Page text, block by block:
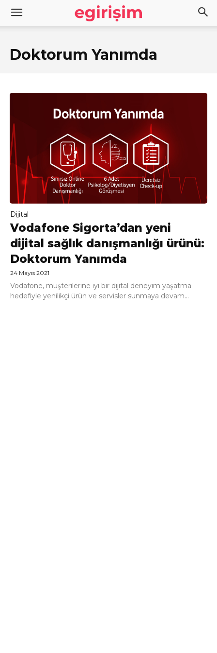
Doktorum Yanımda
Dijital
Vodafone Sigorta’dan yeni
dijital sağlık danışmanlığı ürünü:
Doktorum Yanımda
24 Mayıs 2021
Vodafone, müşterilerine iyi bir dijital deneyim yaşatma
hedefiyle yenilikçi ürün ve servisler sunmaya devam...